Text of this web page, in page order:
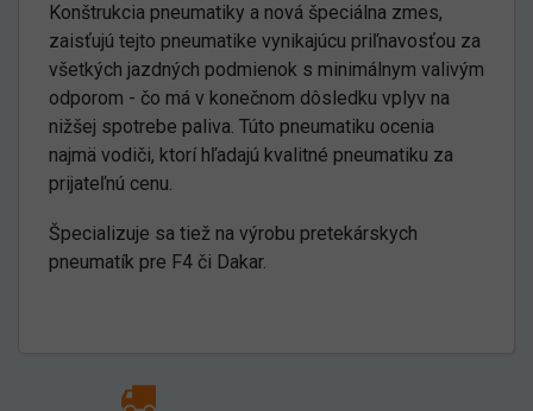
Konštrukcia pneumatiky a nová špeciálna zmes,
zaisťujú tejto pneumatike vynikajúcu priľnavosťou za
všetkých jazdných podmienok s minimálnym valivým
odporom - čo má v konečnom dôsledku vplyv na
nižšej spotrebe paliva. Túto pneumatiku ocenia
najmä vodiči, ktorí hľadajú kvalitné pneumatiku za
prijateľnú cenu.
Špecializuje sa tiež na výrobu pretekárskych
pneumatík pre F4 či Dakar.